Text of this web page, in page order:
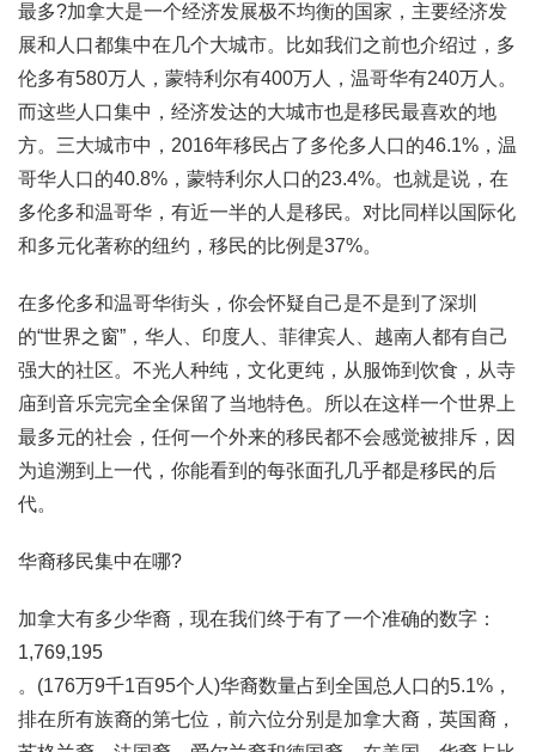
最多?加拿大是一个经济发展极不均衡的国家，主要经济发
展和人口都集中在几个大城市。比如我们之前也介绍过，多
伦多有580万人，蒙特利尔有400万人，温哥华有240万人。
而这些人口集中，经济发达的大城市也是移民最喜欢的地
方。三大城市中，2016年移民占了多伦多人口的46.1%，温
哥华人口的40.8%，蒙特利尔人口的23.4%。也就是说，在
多伦多和温哥华，有近一半的人是移民。对比同样以国际化
和多元化著称的纽约，移民的比例是37%。
在多伦多和温哥华街头，你会怀疑自己是不是到了深圳
的“世界之窗”，华人、印度人、菲律宾人、越南人都有自己
强大的社区。不光人种纯，文化更纯，从服饰到饮食，从寺
庙到音乐完完全全保留了当地特色。所以在这样一个世界上
最多元的社会，任何一个外来的移民都不会感觉被排斥，因
为追溯到上一代，你能看到的每张面孔几乎都是移民的后
代。
华裔移民集中在哪?
加拿大有多少华裔，现在我们终于有了一个准确的数字：
1,769,195
。(176万9千1百95个人)华裔数量占到全国总人口的5.1%，
排在所有族裔的第七位，前六位分别是加拿大裔，英国裔，